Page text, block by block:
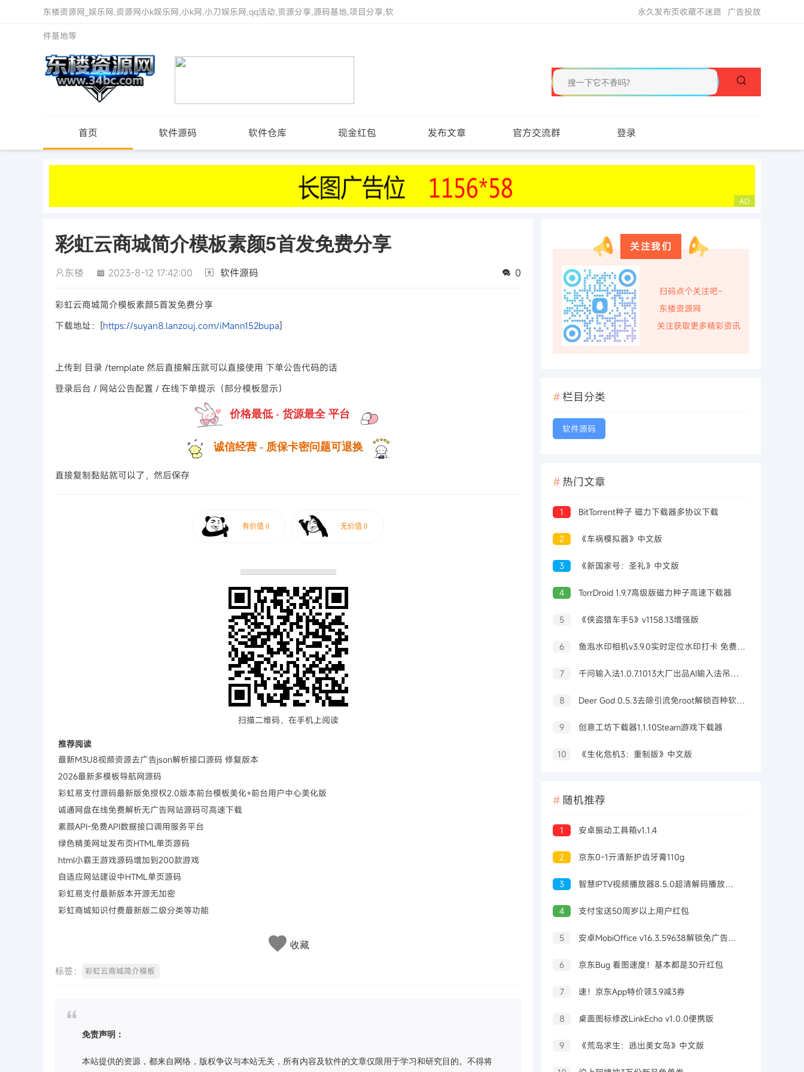
东楼资源网_娱乐网,资源网小k娱乐网,小k网,小刀娱乐网,qq活动,资源分享,源码基地,项目分享,软
件基地等
广告投放
永久发布页收藏不迷路
首页 软件源码 软件仓库 现金红包 发布文章 官方交流群 登录
彩虹云商城简介模板素颜5首发免费分享
东楼 2023-8-12 17:42:00 软件源码 0
彩虹云商城简介模板素颜5首发免费分享
下载地址：[https://suyan8.lanzouj.com/iMann152bupa]
上传到 目录 /template 然后直接解压就可以直接使用 下单公告代码的话
登录后台 / 网站公告配置 / 在线下单提示（部分模板显示）
价格最低 - 货源最全 平台
诚信经营 - 质保卡密问题可退换
直接复制黏贴就可以了，然后保存
扫描二维码，在手机上阅读
推荐阅读
最新M3U8视频资源去广告json解析接口源码 修复版本
2026最新多模板导航网源码
彩虹易支付源码最新版免授权2.0版本前台模板美化+前台用户中心美化版
诚通网盘在线免费解析无广告网站源码可高速下载
素颜API-免费API数据接口调用服务平台
绿色精美网址发布页HTML单页源码
html小霸王游戏源码增加到200款游戏
自适应网站建设中HTML单页源码
彩虹易支付最新版本开源无加密
彩虹商城知识付费最新版二级分类等功能
收藏
标签： 彩虹云商城简介模板
免责声明：
本站提供的资源，都来自网络，版权争议与本站无关，所有内容及软件的文章仅限用于学习和研究目的。不得将
关注我们
扫码点个关注吧~
东楼资源网
关注获取更多精彩资讯
栏目分类
软件源码
热门文章
1 BitTorrent种子 磁力下载器多协议下载
2 《车祸模拟器》中文版
3 《新国家号：圣礼》中文版
4 TorrDroid 1.9.7高级版磁力种子高速下载器
5 《侠盗猎车手5》v1158.13增强版
6 鱼泡水印相机v3.9.0实时定位水印打卡 免费无广告
7 千问输入法1.0.7.1013大厂出品AI输入法吊打豆包输入法
8 Deer God 0.5.3去除引流免root解锁百种软件会员
9 创意工坊下载器1.1.10Steam游戏下载器
10 《生化危机3：重制版》中文版
随机推荐
1 安卓振动工具箱v1.1.4
2 京东0~1亓清新护齿牙膏110g
3 智慧IPTV视频播放器8.5.0超清解码播放高级版
4 支付宝送50周岁以上用户红包
5 安卓MobiOffice v16.3.59638解锁免广告高级版
6 京东Bug 看图速度！基本都是30亓红包
7 速！京东App特价领3.9减3券
8 桌面图标修改LinkEcho v1.0.0便携版
9 《荒岛求生：逃出美女岛》中文版